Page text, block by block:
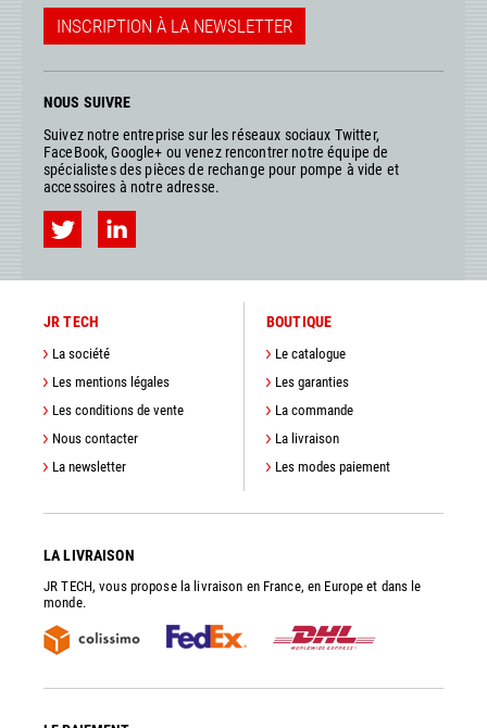
INSCRIPTION À LA NEWSLETTER
NOUS SUIVRE
Suivez notre entreprise sur les réseaux sociaux Twitter,
FaceBook, Google+ ou venez rencontrer notre équipe de
spécialistes des pièces de rechange pour pompe à vide et
accessoires à notre adresse.
JR TECH
La société
Les mentions légales
Les conditions de vente
Nous contacter
La newsletter
BOUTIQUE
Le catalogue
Les garanties
La commande
La livraison
Les modes paiement
LA LIVRAISON
JR TECH, vous propose la livraison en France, en Europe et dans le
monde.